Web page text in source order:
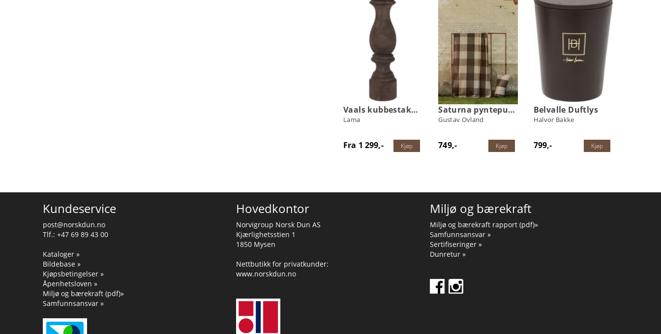
Vaals kubbestake i tre
Lama
Fra 1 299,- Kjøp
Saturna pynteputetrekk
Gustav Ovland
749,- Kjøp
Belvalle Duftlys
Halvor Bakke
799,- Kjøp
Kundeservice
post@norskdun.no
Tlf.: +47 69 89 43 00
Kataloger »
Bildebase »
Kjøpsbetingelser »
Åpenhetsloven »
Miljø og bærekraft (pdf)»
Samfunnsansvar »
Hovedkontor
Norvigroup Norsk Dun AS
Kjærlighetsstien 1
1850 Mysen
Nettbutikk for privatkunder:
www.norskdun.no
Miljø og bærekraft
Miljø og bærekraft rapport (pdf)»
Samfunnsansvar »
Sertifiseringer »
Dunretur »